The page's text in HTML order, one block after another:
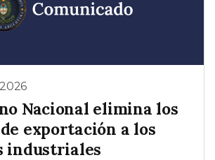
Nacional elimina los
exportación a los
industriales